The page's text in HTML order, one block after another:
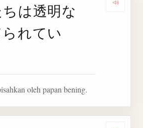
は透明な
れてい
oleh papan bening.